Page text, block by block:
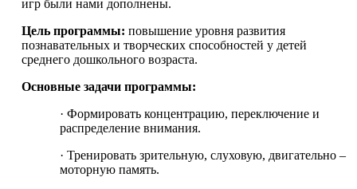
игр были нами дополнены.
Цель программы: повышение уровня развития
познавательных и творческих способностей у детей
среднего дошкольного возраста.
Основные задачи программы:
· Формировать концентрацию, переключение и
распределение внимания.
· Тренировать зрительную, слуховую, двигательно –
моторную память.